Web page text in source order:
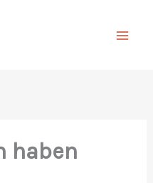
haben